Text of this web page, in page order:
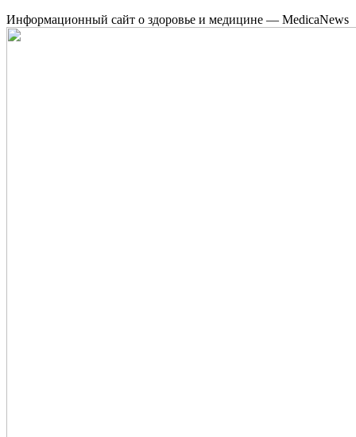
Информационный сайт о здоровье и медицине — MedicaNews